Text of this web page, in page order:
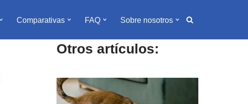
Comparativas FAQ Sobre nosotros
Otros artículos: